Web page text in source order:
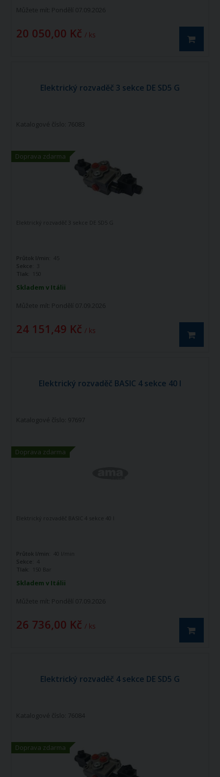
Můžete mít: Pondělí 07.09.2026
20 050,00 Kč / ks
Elektrický rozvaděč 3 sekce DE SD5 G
Doprava zdarma
Katalogové číslo: 76083
Skladem v Itálii
Můžete mít: Pondělí 07.09.2026
24 151,49 Kč / ks
Elektrický rozvaděč 3 sekce DE SD5 G
Průtok l/min:
45
Sekce:
Tlak:
150
Elektrický rozvaděč BASIC 4 sekce 40 l
Doprava zdarma
Katalogové číslo: 97697
Skladem v Itálii
Můžete mít: Pondělí 07.09.2026
26 736,00 Kč / ks
Elektrický rozvaděč BASIC 4 sekce 40 l
Průtok l/min:
40 l/min
Sekce:
4
Tlak:
150 Bar
Elektrický rozvaděč 4 sekce DE SD5 G
Doprava zdarma
Katalogové číslo: 76084